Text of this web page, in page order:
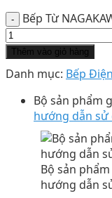
Bếp Từ
Thêm vào giỏ hàng
Danh mục: Bếp Điện
Bộ sản phẩm
hướng dẫn sử
Bộ sản
hướng dẫn